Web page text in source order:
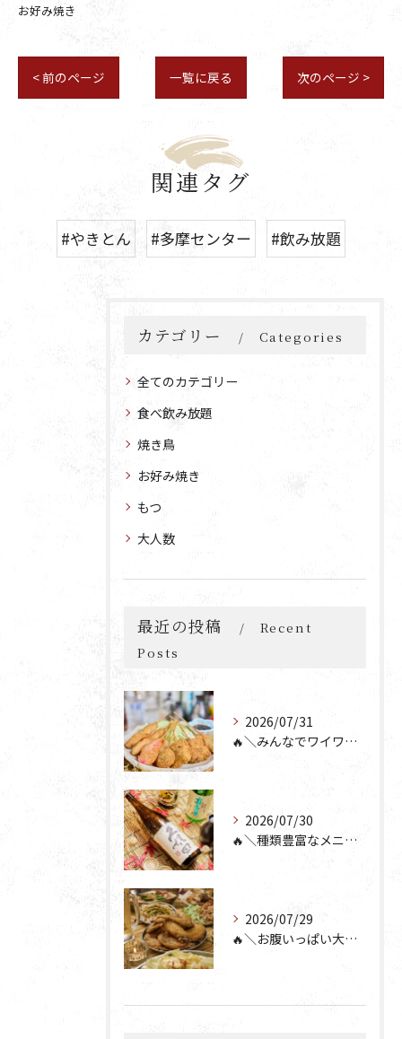
お好み焼き
< 前のページ 一覧に戻る 次のページ >
関連タグ
#やきとん #多摩センター #飲み放題
カテゴリー Categories
全てのカテゴリー
食べ飲み放題
焼き鳥
お好み焼き
もつ
大人数
最近の投稿
Recent
Posts
2026/07/31
🔥＼みんなでワイワイ楽しもう🎉／🔥
2026/07/30
🔥＼種類豊富なメニュー！／🔥
2026/07/29
🔥＼お腹いっぱい大満足💯／🔥